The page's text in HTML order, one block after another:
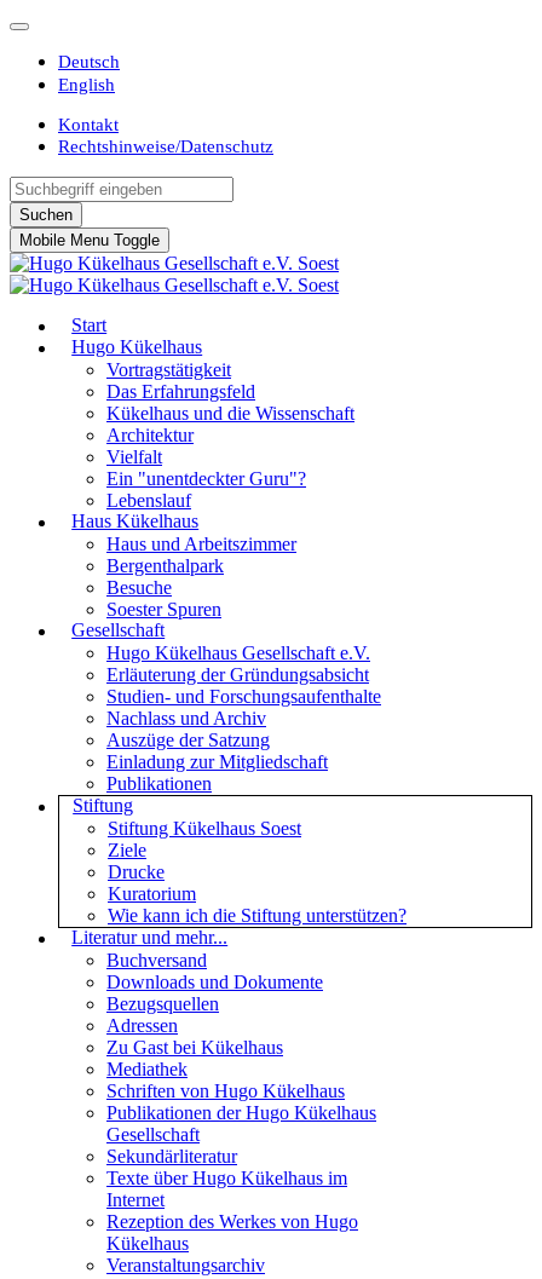
Deutsch
English
Kontakt
Rechtshinweise/Datenschutz
Suchen
Mobile Menu Toggle
Start
Hugo Kükelhaus
Vortragstätigkeit
Das Erfahrungsfeld
Kükelhaus und die Wissenschaft
Architektur
Vielfalt
Ein "unentdeckter Guru"?
Lebenslauf
Haus Kükelhaus
Haus und Arbeitszimmer
Bergenthalpark
Besuche
Soester Spuren
Gesellschaft
Hugo Kükelhaus Gesellschaft e.V.
Erläuterung der Gründungsabsicht
Studien- und Forschungsaufenthalte
Nachlass und Archiv
Auszüge der Satzung
Einladung zur Mitgliedschaft
Publikationen
Stiftung
Stiftung Kükelhaus Soest
Ziele
Drucke
Kuratorium
Wie kann ich die Stiftung unterstützen?
Literatur und mehr...
Buchversand
Downloads und Dokumente
Bezugsquellen
Adressen
Zu Gast bei Kükelhaus
Mediathek
Schriften von Hugo Kükelhaus
Publikationen der Hugo Kükelhaus
Gesellschaft
Sekundärliteratur
Texte über Hugo Kükelhaus im
Internet
Rezeption des Werkes von Hugo
Kükelhaus
Veranstaltungsarchiv